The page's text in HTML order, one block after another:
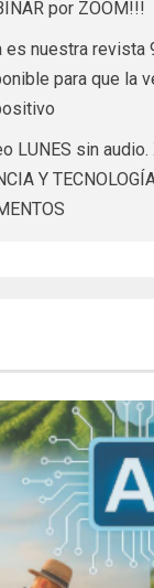
por ZOOM!!!
es nuestra revista
para que la
LUNES sin audio.
Y